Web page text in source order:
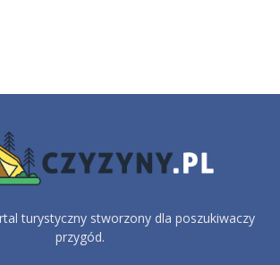
turystyczny stworzony dla poszukiwaczy
przygód.